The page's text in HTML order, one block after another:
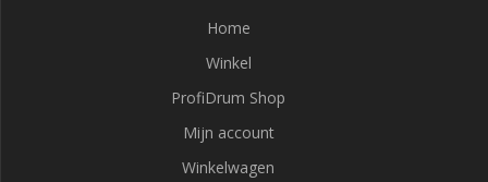
Home
Winkel
ProfiDrum Shop
Mijn account
Winkelwagen